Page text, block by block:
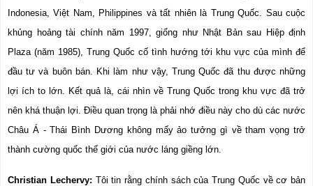
Indonesia, Việt Nam, Philippines và tất nhiên là Trung Quốc. Sau cuộc
khủng hoảng tài chính năm 1997, giống như Nhật Bản sau Hiệp định
Plaza (năm 1985), Trung Quốc cố tình hướng tới khu vực của mình để
đầu tư và buôn bán. Khi làm như vậy, Trung Quốc đã thu được những
lợi ích to lớn. Kết quả là, cái nhìn về Trung Quốc trong khu vực đã trở
nên khá thuận lợi. Điều quan trọng là phải nhớ điều này cho dù các nước
Châu Á - Thái Bình Dương không mấy ảo tưởng gì về tham vọng trở
thành cường quốc thế giới của nước láng giềng lớn.
Christian Lechervy: Tôi tin rằng chính sách của Trung Quốc về cơ bản